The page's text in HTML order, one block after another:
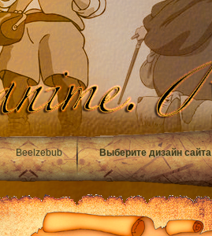
Beelzebub Выберите дизайн сайта